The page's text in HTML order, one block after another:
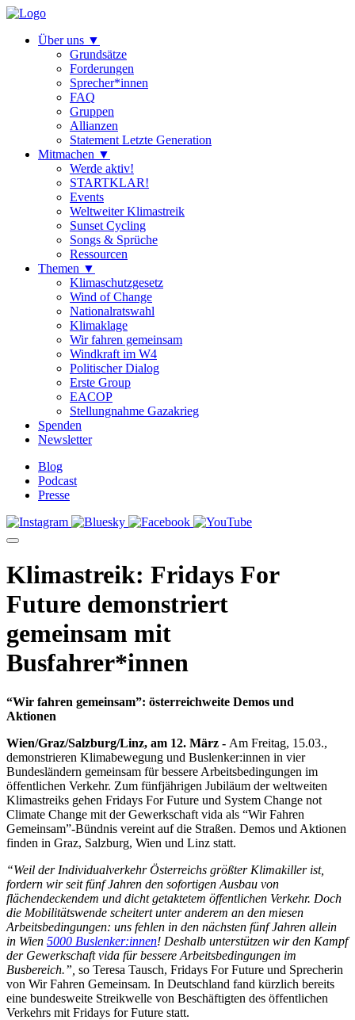
Über uns ▼
Grundsätze
Forderungen
Sprecher*innen
FAQ
Gruppen
Allianzen
Statement Letzte Generation
Mitmachen ▼
Werde aktiv!
STARTKLAR!
Events
Weltweiter Klimastreik
Sunset Cycling
Songs & Sprüche
Ressourcen
Themen ▼
Klimaschutzgesetz
Wind of Change
Nationalratswahl
Klimaklage
Wir fahren gemeinsam
Windkraft im W4
Politischer Dialog
Erste Group
EACOP
Stellungnahme Gazakrieg
Spenden
Newsletter
Blog
Podcast
Presse
Klimastreik: Fridays For
Future demonstriert
gemeinsam mit
Busfahrer*innen
“Wir fahren gemeinsam”: österreichweite Demos und
Aktionen
Wien/Graz/Salzburg/Linz, am 12. März - Am Freitag, 15.03.,
demonstrieren Klimabewegung und Buslenker:innen in vier
Bundesländern gemeinsam für bessere Arbeitsbedingungen im
öffentlichen Verkehr. Zum fünfjährigen Jubiläum der weltweiten
Klimastreiks gehen Fridays For Future und System Change not
Climate Change mit der Gewerkschaft vida als “Wir Fahren
Gemeinsam”-Bündnis vereint auf die Straßen. Demos und Aktionen
finden in Graz, Salzburg, Wien und Linz statt.
“Weil der Individualverkehr Österreichs größter Klimakiller ist,
fordern wir seit fünf Jahren den sofortigen Ausbau von
flächendeckendem und dicht getaktetem öffentlichen Verkehr. Doch
die Mobilitätswende scheitert unter anderem an den miesen
Arbeitsbedingungen: uns fehlen in den nächsten fünf Jahren allein
in Wien 5000 Buslenker:innen! Deshalb unterstützen wir den Kampf
der Gewerkschaft vida für bessere Arbeitsbedingungen im
Busbereich.”, so Teresa Tausch, Fridays For Future und Sprecherin
von Wir Fahren Gemeinsam. In Deutschland fand kürzlich bereits
eine bundesweite Streikwelle von Beschäftigten des öffentlichen
Verkehrs mit Fridays for Future statt.